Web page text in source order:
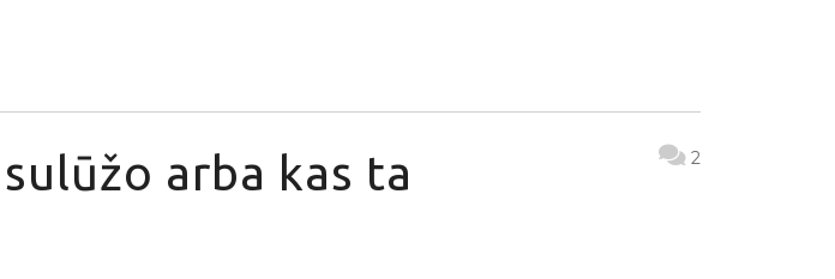
arba kas ta
2